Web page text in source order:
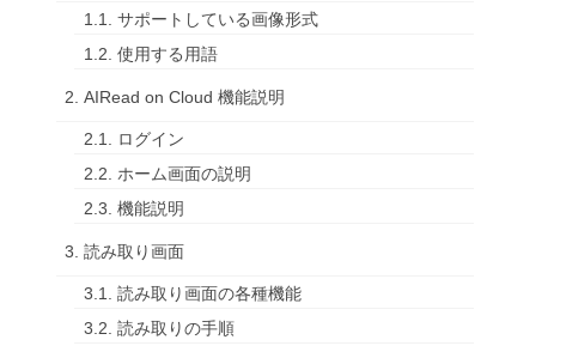
1.1. サポートしている画像形式
1.2. 使用する用語
2. AIRead on Cloud 機能説明
2.1. ログイン
2.2. ホーム画面の説明
2.3. 機能説明
3. 読み取り画面
3.1. 読み取り画面の各種機能
3.2. 読み取りの手順